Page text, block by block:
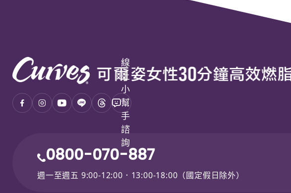
線
上
小
幫
手
諮
詢
0800-070-887
週一至週五 9:00-12:00．13:00-18:00（國定假日除外）